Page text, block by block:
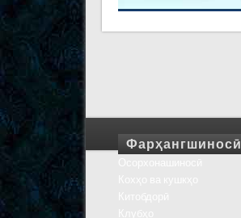
Фарҳангшиносӣ